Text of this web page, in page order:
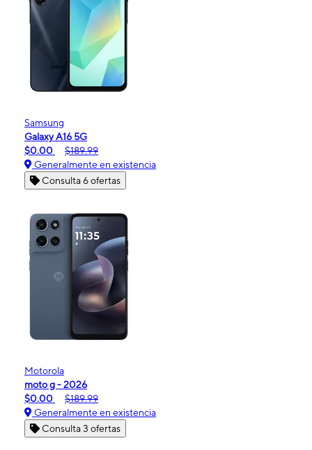
Samsung
Galaxy A16 5G
$0.00
$189.99
Generalmente en existencia
Consulta 6 ofertas
Motorola
moto g - 2026
$0.00
$189.99
Generalmente en existencia
Consulta 3 ofertas